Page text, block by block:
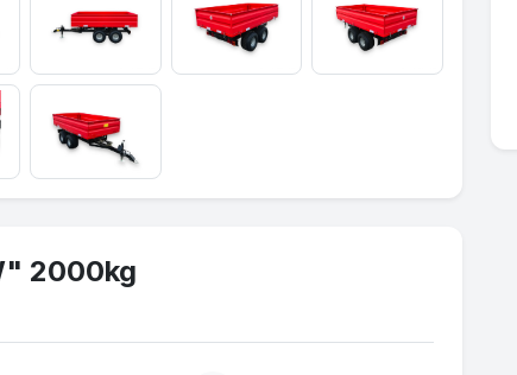
2000kg